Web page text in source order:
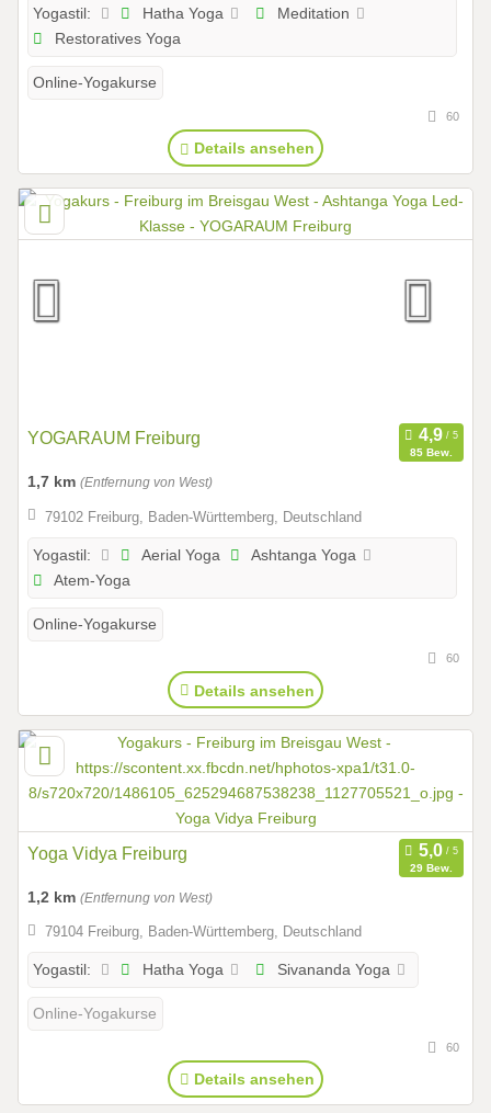
Yogastil: Hatha Yoga
Meditation
Restoratives Yoga
Online-Yogakurse
60
Details ansehen
YOGARAUM Freiburg
85 Bew.
1,7 km (Entfernung von West)
79102 Freiburg, Baden-Württemberg, Deutschland
Yogastil: Aerial Yoga
Ashtanga Yoga
Atem-Yoga
Online-Yogakurse
60
Details ansehen
Yoga Vidya Freiburg
29 Bew.
1,2 km (Entfernung von West)
79104 Freiburg, Baden-Württemberg, Deutschland
Yogastil: Hatha Yoga Sivananda Yoga
Online-Yogakurse
60
Details ansehen